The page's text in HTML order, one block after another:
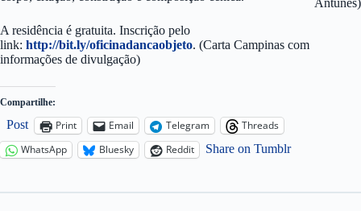
A residência é gratuita. Inscrição pelo
link: http://bit.ly/oficinadancaobjeto. (Carta Campinas com
informações de divulgação)
Compartilhe:
Post Print Email Telegram
Threads
WhatsApp
Bluesky Reddit Share on Tumblr